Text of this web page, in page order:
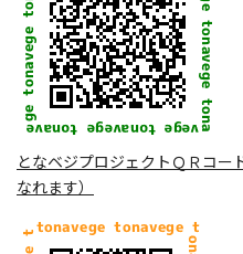
となベジプロジェクトＱＲコー
なれます）